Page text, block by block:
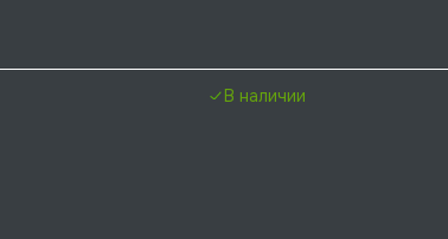
В наличии